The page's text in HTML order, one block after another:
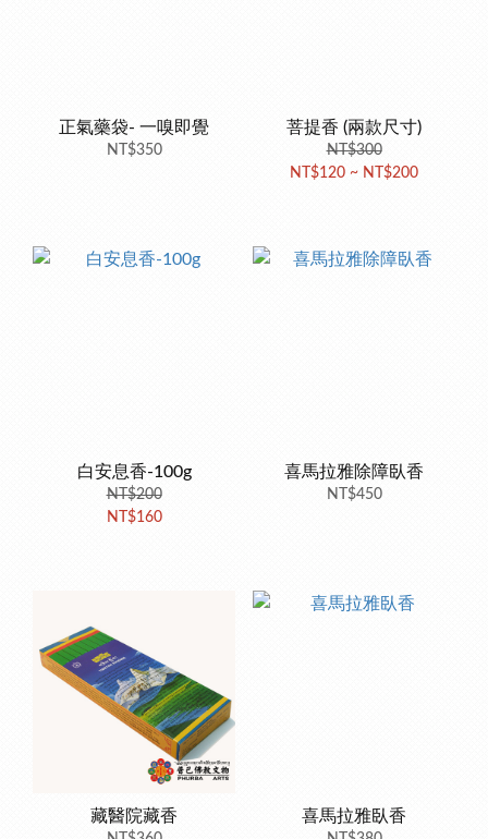
正氣藥袋- 一嗅即覺
NT$350
菩提香 (兩款尺寸)
NT$300
NT$120 ~ NT$200
白安息香-100g
NT$200
NT$160
喜馬拉雅除障臥香
NT$450
藏醫院藏香 喜馬拉雅臥香